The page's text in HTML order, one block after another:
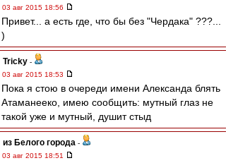
03 авг 2015 18:56
Привет... а есть где, что бы без "Чердака" ???...
)
Tricky -
03 авг 2015 18:53
Пока я стою в очереди имени Александа блять
Атаманееко, имею сообщить: мутный глаз не
такой уже и мутный, душит стыд
из Белого города -
03 авг 2015 18:51